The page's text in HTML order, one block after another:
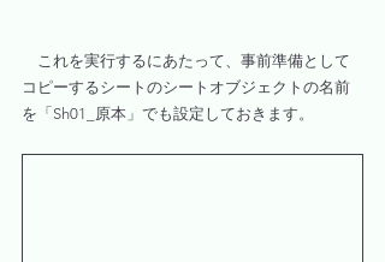
これを実行するにあたって、事前準備として
コピーするシートのシートオブジェクトの名前
を「Sh01_原本」でも設定しておきます。